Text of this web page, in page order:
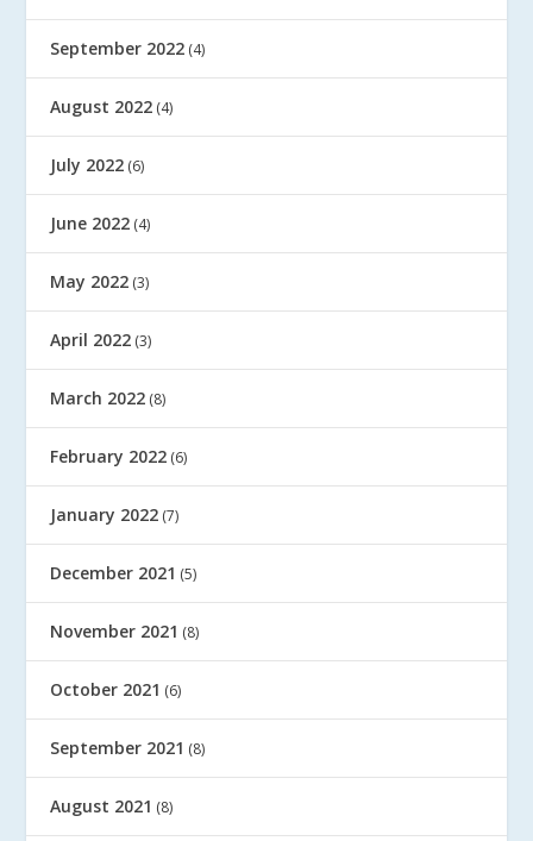
September 2022 (4)
August 2022 (4)
July 2022 (6)
June 2022 (4)
May 2022 (3)
April 2022 (3)
March 2022 (8)
February 2022 (6)
January 2022 (7)
December 2021 (5)
November 2021 (8)
October 2021 (6)
September 2021 (8)
August 2021 (8)